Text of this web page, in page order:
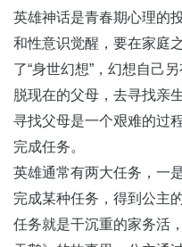
英雄神话是青春期心理的
和性意识觉醒，要在家庭
了“身世幻想”，幻想自己
脱现在的父母，去寻找亲
寻找父母是一个艰难的过
完成任务。
英雄通常有两大任务，一
完成某种任务，得到公主
任务就是干沉重的家务活